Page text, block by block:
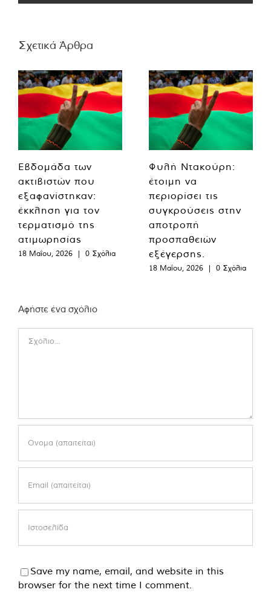
Σχετικά Άρθρα
Εβδομάδα των
ακτιβιστών που
εξαφανίστηκαν:
έκκληση για τον
τερματισμό της
ατιμωρησίας
18 Μαΐου, 2026 | 0 Σχόλια
Φυλή Ντακούρη:
έτοιμη να
περιορίσει τις
συγκρούσεις στην
αποτροπή
προσπαθειών
εξέγερσης.
18 Μαΐου, 2026 | 0 Σχόλια
Αφήστε ένα σχόλιο
Save my name, email, and website in this
browser for the next time I comment.